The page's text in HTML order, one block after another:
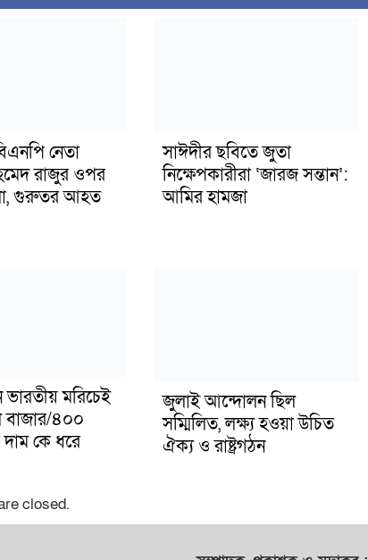
নেতা
রাজুর ওপর
গুরুতর আহত
সাঈদীর ছবিতে জুতা
নিক্ষেপকারীরা ‘জারজ সন্তান’:
আমির হামজা
ভারতীয় মরিচেই
৪০০
কে ধরে
জুলাই আন্দোলন ছিল
সম্মিলিত, লক্ষ্য হওয়া উচিত
ঐক্য ও রাষ্ট্রগঠন
closed.